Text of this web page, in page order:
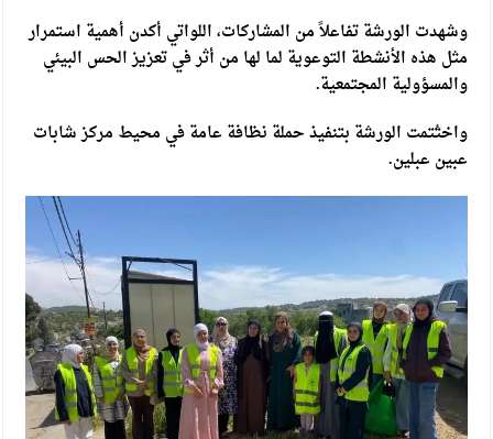
وشهدت الورشة تفاعلاً من المشاركات، اللواتي أكدن أهمية استمرار
مثل هذه الأنشطة التوعوية لما لها من أثر في تعزيز الحس البيئي
والمسؤولية المجتمعية.
واختُتمت الورشة بتنفيذ حملة نظافة عامة في محيط مركز شابات
عبين عبلين.